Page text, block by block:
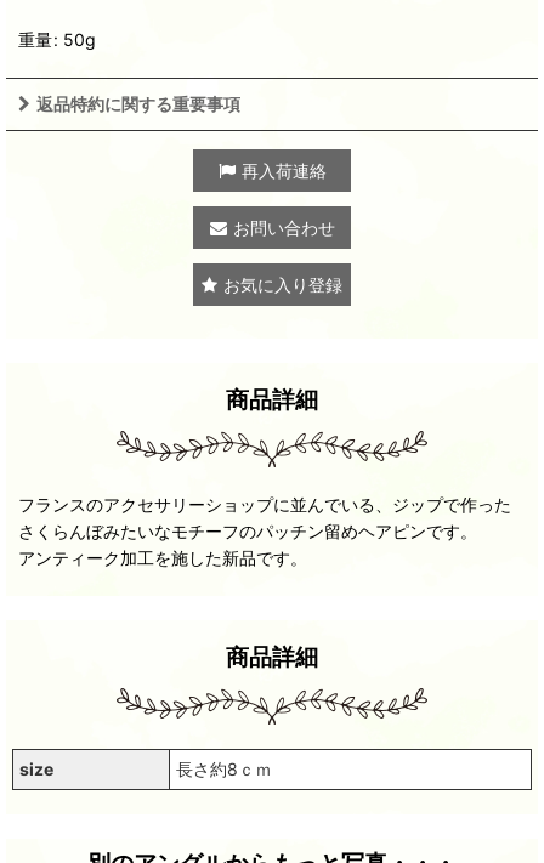
重量: 50g
返品特約に関する重要事項
再入荷連絡
お問い合わせ
お気に入り登録
商品詳細
フランスのアクセサリーショップに並んでいる、ジップで作った
さくらんぼみたいなモチーフのパッチン留めヘアピンです。
アンティーク加工を施した新品です。
商品詳細
size 長さ約8ｃｍ